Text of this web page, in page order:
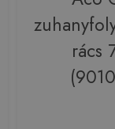
rács